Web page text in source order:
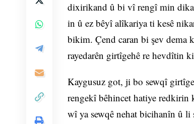
dixirikand û bi vî rengî min
in û ez bêyî alîkariya ti kesê
bikim. Çend caran bi şev dema
rayedarên girtîgehê re hevdîtin
Kaygusuz got, ji bo sewqî
rengekî bêhincet hatiye
wî ya sewqê nehat bicihanîn û li